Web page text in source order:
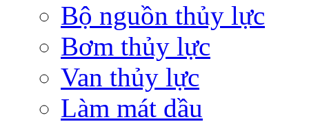
Bộ nguồn thủy lực
Bơm thủy lực
Van thủy lực
Làm mát dầu